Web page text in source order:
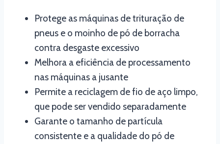
Protege as máquinas de trituração de
pneus e o moinho de pó de borracha
contra desgaste excessivo
Melhora a eficiência de processamento
nas máquinas a jusante
Permite a reciclagem de fio de aço limpo,
que pode ser vendido separadamente
Garante o tamanho de partícula
consistente e a qualidade do pó de